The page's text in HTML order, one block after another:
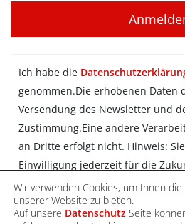
Ich habe die
genommen.Die erhobenen Daten
Versendung des Newsletter und
Zustimmung.Eine andere
an Dritte erfolgt nicht. Hinweis:
Einwilligung jederzeit für die
Newsletter
Wir verwenden Cookies, um Ihnen
unserer Website zu bieten.
Auf unsere Datenschutz Seite